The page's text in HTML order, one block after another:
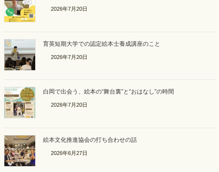
2026年7月20日
育英短期大学での認定絵本士養成講座のこと
2026年7月20日
白岡で出会う、絵本の“舞台裏”と“おはなし”の時間
2026年7月20日
絵本文化推進協会の打ち合わせの話
2026年6月27日